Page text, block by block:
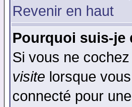
Revenir en haut
Pourquoi suis-je
Si vous ne
visite lorsque
connecté pour